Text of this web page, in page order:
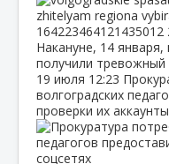
Накануне, 14 января,
получили тревожный
19 июля 12:23
волгоградских
проверки их